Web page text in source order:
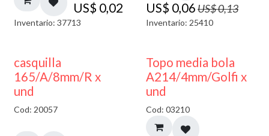
US$ 0,02
Inventario: 37713
US$ 0,06US$0,13
Inventario: 25410
casquilla
165/A/8mm/R x
und
Cod: 20057 40% DESCUENTO
Topo media bola
A214/4mm/Golfi x
und
Cod: 03210